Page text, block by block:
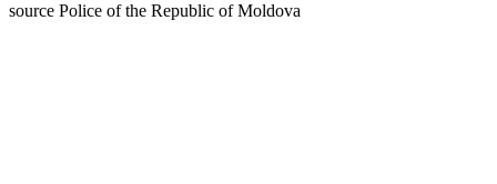
source Police of the Republic of Moldova